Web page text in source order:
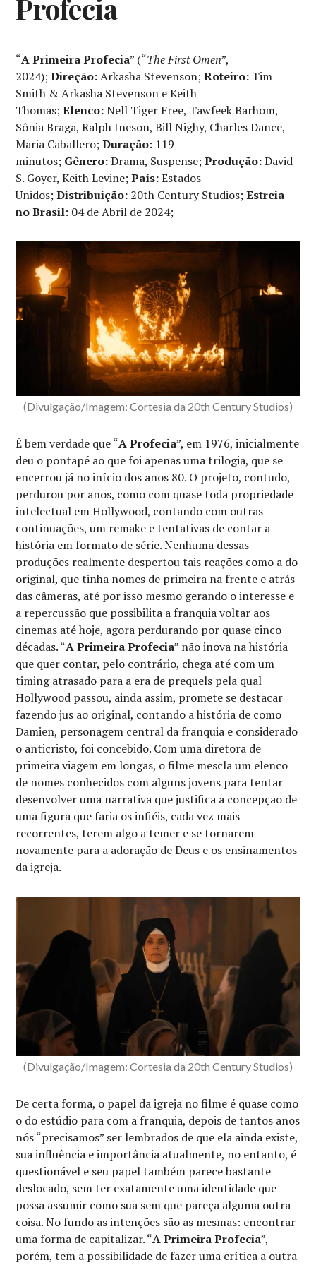
Profecia
“A Primeira Profecia” (“The First Omen”,
2024);Direção:Arkasha Stevenson;Roteiro: Tim
Smith & Arkasha Stevenson e Keith
Thomas;Elenco:Nell Tiger Free, Tawfeek Barhom,
Sônia Braga, Ralph Ineson, Bill Nighy, Charles Dance,
Maria Caballero;Duração: 119
minutos; Gênero:Drama, Suspense;Produção:David
S. Goyer, Keith Levine;País:Estados
Unidos;Distribuição: 20th Century Studios;Estreia
no Brasil: 04 de Abril de 2024;
(Divulgação/Imagem: Cortesia da 20th Century Studios)
É bem verdade que “A Profecia”, em 1976, inicialmente
deu o pontapé ao que foi apenas uma trilogia, que se
encerrou já no início dos anos 80. O projeto, contudo,
perdurou por anos, como com quase toda propriedade
intelectual em Hollywood, contando com outras
continuações, um remake e tentativas de contar a
história em formato de série. Nenhuma dessas
produções realmente despertou tais reações como a do
original, que tinha nomes de primeira na frente e atrás
das câmeras, até por isso mesmo gerando o interesse e
a repercussão que possibilita a franquia voltar aos
cinemas até hoje, agora perdurando por quase cinco
décadas. “A Primeira Profecia” não inova na história
que quer contar, pelo contrário, chega até com um
timing atrasado para a era de prequels pela qual
Hollywood passou, ainda assim, promete se destacar
fazendo jus ao original, contando a história de como
Damien, personagem central da franquia e considerado
o anticristo, foi concebido. Com uma diretora de
primeira viagem em longas, o filme mescla um elenco
de nomes conhecidos com alguns jovens para tentar
desenvolver uma narrativa que justifica a concepção de
uma figura que faria os infiéis, cada vez mais
recorrentes, terem algo a temer e se tornarem
novamente para a adoração de Deus e os ensinamentos
da igreja.
(Divulgação/Imagem: Cortesia da 20th Century Studios)
De certa forma, o papel da igreja no filme é quase como
o do estúdio para com a franquia, depois de tantos anos
nós “precisamos” ser lembrados de que ela ainda existe,
sua influência e importância atualmente, no entanto, é
questionável e seu papel também parece bastante
deslocado, sem ter exatamente uma identidade que
possa assumir como sua sem que pareça alguma outra
coisa. No fundo as intenções são as mesmas: encontrar
uma forma de capitalizar. “A Primeira Profecia”,
porém, tem a possibilidade de fazer uma crítica a outra